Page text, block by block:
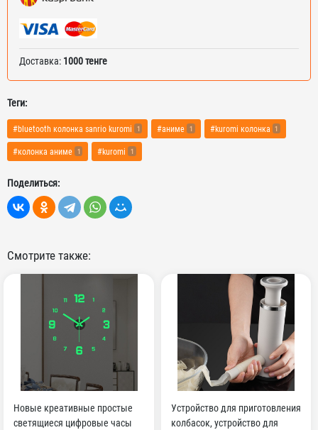
Доставка: 1000 тенге
Теги:
#bluetooth колонка sanrio kuromi 1 #аниме 1 #kuromi колонка 1
#колонка аниме 1 #kuromi 1
Поделиться:
Смотрите также:
Новые креативные простые
светящиеся цифровые часы
Устройство для приготовления
колбасок, устройство для